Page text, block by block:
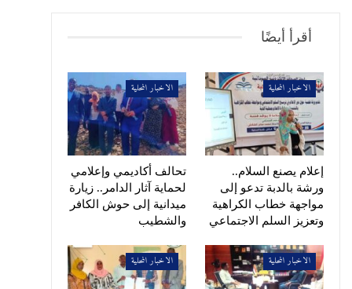
أقرأ أيضًا
الاخبار المحلية
إعلام يصنع السلام..
ورشة بالدبة تدعو إلى
مواجهة خطاب الكراهية
وتعزيز السلم الاجتماعي
الاخبار المحلية
تحالف أكاديمي وإعلامي
لحماية آثار الدامر.. زيارة
ميدانية إلى حوش الكافر
والشطيب
الاخبار المحلية الاخبار المحلية